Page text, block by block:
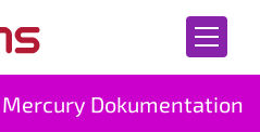
Mercury Dokumentation